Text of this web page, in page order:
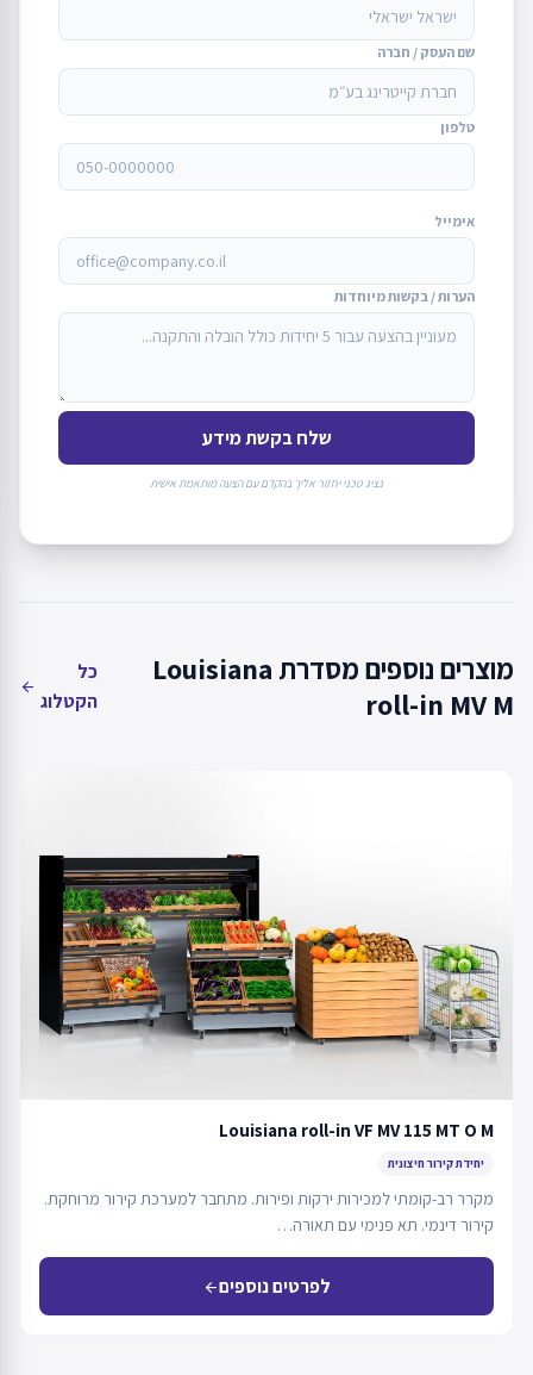
שם העסק / חברה
טלפון
אימייל
הערות / בקשות מיוחדות
שלח בקשת מידע
נציג טכני יחזור אליך בהקדם עם הצעה מותאמת אישית
מוצרים נוספים מסדרת Louisiana
roll-in MV M
כל
הקטלוג
arrow_back
Louisiana roll-in VF MV 115 MT O M
יחידת קירור חיצונית
מקרר רב-קומתי למכירות ירקות ופירות. מתחבר למערכת קירור מרוחקת.
קירור דינמי. תא פנימי עם תאורה…
לפרטים נוספיםarrow_back